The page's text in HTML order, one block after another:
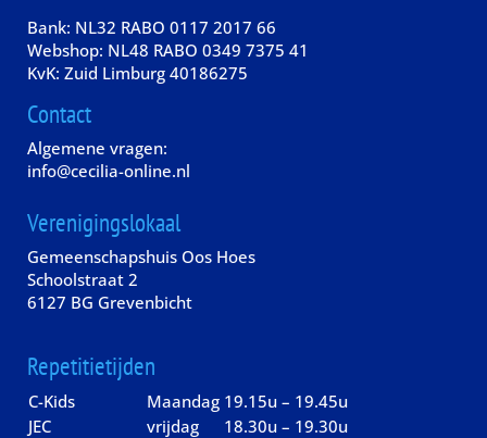
Bank: NL32 RABO 0117 2017 66
Webshop: NL48 RABO 0349 7375 41
KvK: Zuid Limburg 40186275
Contact
Algemene vragen:
info@cecilia-online.nl
Verenigingslokaal
Gemeenschapshuis Oos Hoes
Schoolstraat 2
6127 BG Grevenbicht
Repetitietijden
C-Kids Maandag 19.15u – 19.45u
JEC
vrijdag
18.30u – 19.30u